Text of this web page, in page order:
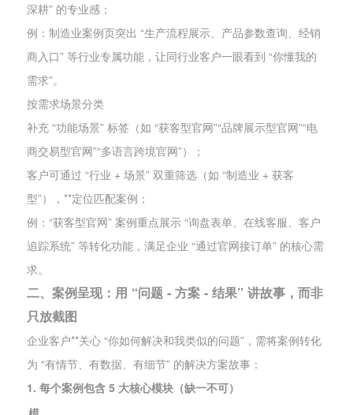
深耕” 的专业感；
例：制造业案例页突出 “生产流程展示、产品参数查询、经销
商入口” 等行业专属功能，让同行业客户一眼看到 “你懂我的
需求”。
按需求场景分类
补充 “功能场景” 标签（如 “获客型官网”“品牌展示型官网”“电
商交易型官网”“多语言跨境官网”）；
客户可通过 “行业 + 场景” 双重筛选（如 “制造业 + 获客
型”），**定位匹配案例；
例：“获客型官网” 案例重点展示 “询盘表单、在线客服、客户
追踪系统” 等转化功能，满足企业 “通过官网接订单” 的核心需
求。
二、案例呈现：用 “问题 - 方案 - 结果” 讲故事，而非
只放截图
企业客户**关心 “你如何解决和我类似的问题”，需将案例转化
为 “有情节、有数据、有细节” 的解决方案故事：
1. 每个案例包含 5 大核心模块（缺一不可）